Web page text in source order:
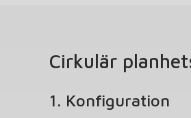
Cirkulär
1. Konfiguration